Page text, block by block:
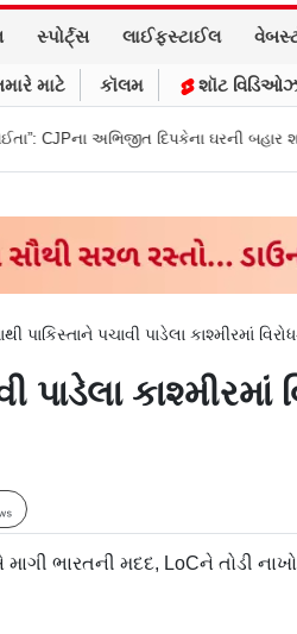
સ્પોર્ટ્સ લાઈફસ્ટાઈલ
માટે કૉલમ શૉટ
દિપકેના ઘરની બહાર શરૂ કરી ભૂખ હડતાળ
પાકિસ્તાને પચાવી પાડેલા કાશ્મીરમાં
કાશ્મીરમાં
ભારતની મદદ, LoCને તોડી